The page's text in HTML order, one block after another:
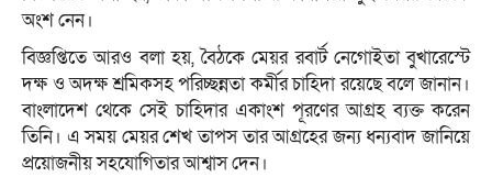
অংশ নেন।
বিজ্ঞপ্তিতে আরও বলা হয়, বৈঠকে মেয়র রবার্ট নেগোইতা বুখারেস্টে
দক্ষ ও অদক্ষ শ্রমিকসহ পরিচ্ছন্নতা কর্মীর চাহিদা রয়েছে বলে জানান।
বাংলাদেশ থেকে সেই চাহিদার একাংশ পূরণের আগ্রহ ব্যক্ত করেন
তিনি। এ সময় মেয়র শেখ তাপস তার আগ্রহের জন্য ধন্যবাদ জানিয়ে
প্রয়োজনীয় সহযোগিতার আশ্বাস দেন।